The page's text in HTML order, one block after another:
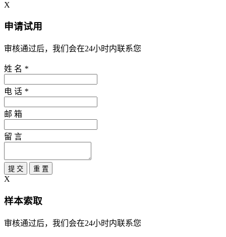
X
申请试用
审核通过后，我们会在24小时内联系您
姓 名 *
电 话 *
邮 箱
留 言
提 交 重 置
X
样本索取
审核通过后，我们会在24小时内联系您